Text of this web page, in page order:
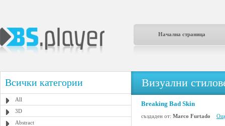
Начална страница
Всички категории
All
3D
Abstract
Визуални
Breaking Bad Skin
създаден от: Marco Furtado